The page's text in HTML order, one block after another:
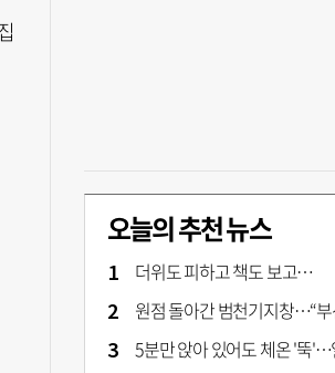
오늘의 추천 뉴스
더위도 피하고 책도 보고…
원점 돌아간 범천기지창…“부산시가 사업구조 전면 재검
5분만 앉아 있어도 체온 '뚝'…일본서 출시 '인간 냉장고